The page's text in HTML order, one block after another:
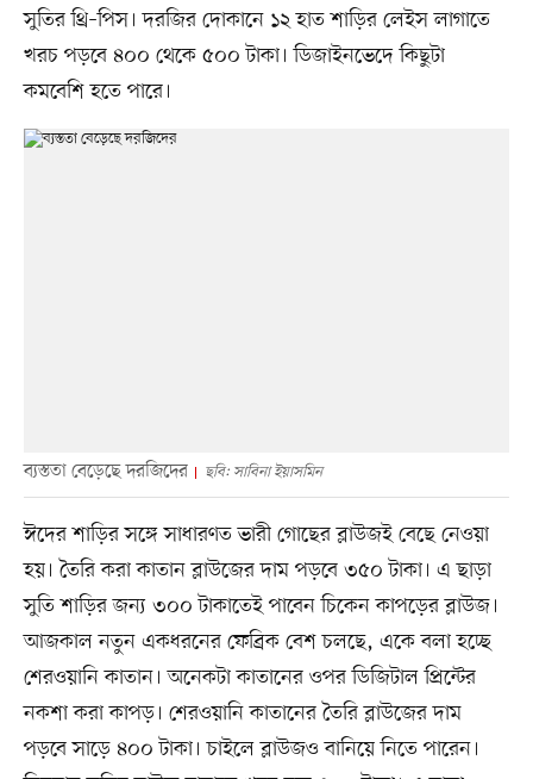
সুতির থ্রি–পিস। দরজির দোকানে ১২ হাত শাড়ির লেইস লাগাতে
খরচ পড়বে ৪০০ থেকে ৫০০ টাকা। ডিজাইনভেদে কিছুটা
কমবেশি হতে পারে।
ব্যস্ততা বেড়েছে দরজিদের ছবি: সাবিনা ইয়াসমিন
ঈদের শাড়ির সঙ্গে সাধারণত ভারী গোছের ব্লাউজই বেছে নেওয়া
হয়। তৈরি করা কাতান ব্লাউজের দাম পড়বে ৩৫০ টাকা। এ ছাড়া
সুতি শাড়ির জন্য ৩০০ টাকাতেই পাবেন চিকেন কাপড়ের ব্লাউজ।
আজকাল নতুন একধরনের ফেব্রিক বেশ চলছে, একে বলা হচ্ছে
শেরওয়ানি কাতান। অনেকটা কাতানের ওপর ডিজিটাল প্রিন্টের
নকশা করা কাপড়। শেরওয়ানি কাতানের তৈরি ব্লাউজের দাম
পড়বে সাড়ে ৪০০ টাকা। চাইলে ব্লাউজও বানিয়ে নিতে পারেন।